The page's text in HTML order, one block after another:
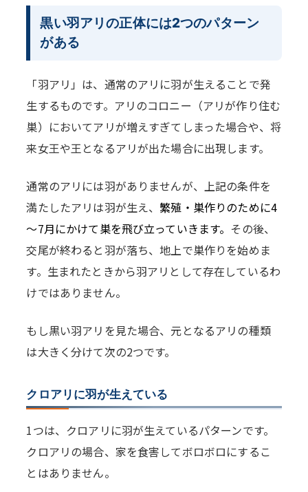
黒い羽アリの正体には2つのパターン
がある
「羽アリ」は、通常のアリに羽が生えることで発
生するものです。アリのコロニー（アリが作り住む
巣）においてアリが増えすぎてしまった場合や、将
来女王や王となるアリが出た場合に出現します。
通常のアリには羽がありませんが、上記の条件を
満たしたアリは羽が生え、 繁殖・巣作りのために4
～7月にかけて巣を飛び立っていきます。 その後、
交尾が終わると羽が落ち、地上で巣作りを始めま
す。生まれたときから羽アリとして存在しているわ
けではありません。
もし黒い羽アリを見た場合、元となるアリの種類
は大きく分けて次の2つです。
クロアリに羽が生えている
1つは、クロアリに羽が生えているパターンです。
クロアリの場合、家を食害してボロボロにするこ
とはありません。